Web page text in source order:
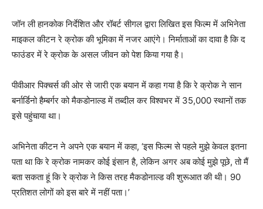
जॉन ली हानकोक निर्देशित और रॉबर्ट सीगल द्वारा लिखित इस फिल्म में अभिनेता
माइकल कीटन रे क्रोक की भूमिका में नजर आएंगे। निर्माताओं का दावा है कि द
फाउंडर में रे क्रोक के असल जीवन को पेश किया गया है।
पीवीआर पिक्चर्स की ओर से जारी एक बयान में कहा गया है कि रे क्रोक ने सान
बर्नार्डिनो हैम्बर्गर को मैकडोनाल्ड में तब्दील कर विश्वभर में 35,000 स्थानों तक
इसे पहुंचाया था।
अभिनेता कीटन ने अपने एक बयान में कहा, ‘इस फिल्म से पहले मुझे केवल इतना
पता था कि रे क्रोक नामकर कोई इंसान है, लेकिन अगर अब कोई मुझे पूछे, तो मैं
बता सकता हूं कि रे क्रोक ने किस तरह मैकडोनाल्ड की शुरूआत की थी। 90
प्रतिशत लोगों को इस बारे में नहीं पता।’